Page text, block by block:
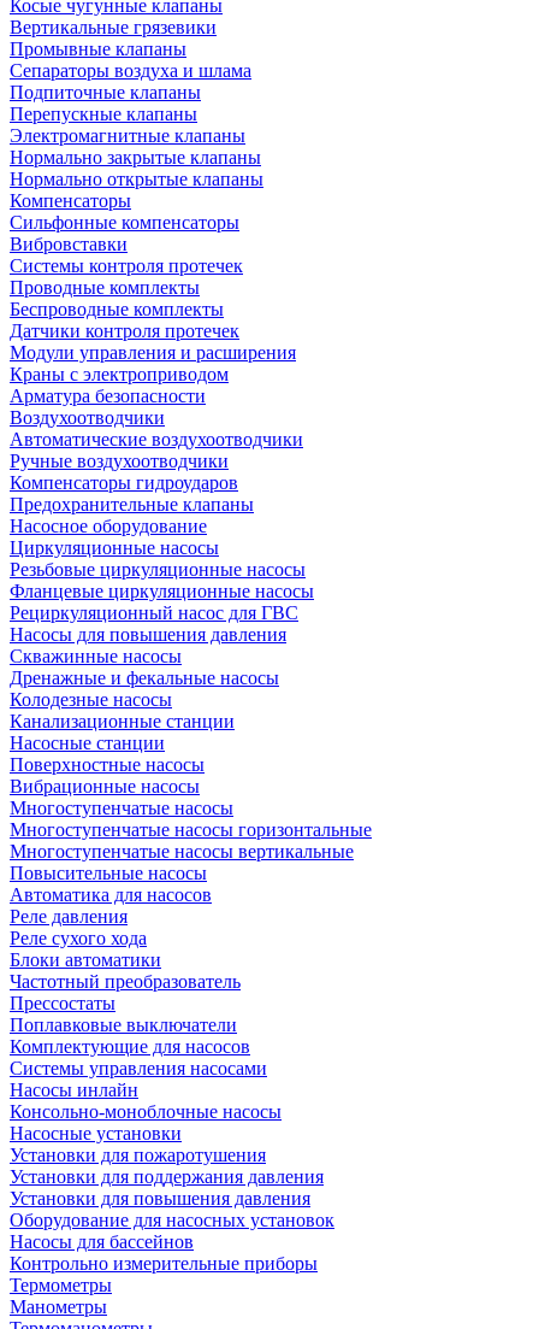
Косые чугунные клапаны
Вертикальные грязевики
Промывные клапаны
Сепараторы воздуха и шлама
Подпиточные клапаны
Перепускные клапаны
Электромагнитные клапаны
Нормально закрытые клапаны
Нормально открытые клапаны
Компенсаторы
Сильфонные компенсаторы
Вибровставки
Системы контроля протечек
Проводные комплекты
Беспроводные комплекты
Датчики контроля протечек
Модули управления и расширения
Краны с электроприводом
Арматура безопасности
Воздухоотводчики
Автоматические воздухоотводчики
Ручные воздухоотводчики
Компенсаторы гидроударов
Предохранительные клапаны
Насосное оборудование
Циркуляционные насосы
Резьбовые циркуляционные насосы
Фланцевые циркуляционные насосы
Рециркуляционный насос для ГВС
Насосы для повышения давления
Скважинные насосы
Дренажные и фекальные насосы
Колодезные насосы
Канализационные станции
Насосные станции
Поверхностные насосы
Вибрационные насосы
Многоступенчатые насосы
Многоступенчатые насосы горизонтальные
Многоступенчатые насосы вертикальные
Повысительные насосы
Автоматика для насосов
Реле давления
Реле сухого хода
Блоки автоматики
Частотный преобразователь
Прессостаты
Поплавковые выключатели
Комплектующие для насосов
Системы управления насосами
Насосы инлайн
Консольно-моноблочные насосы
Насосные установки
Установки для пожаротушения
Установки для поддержания давления
Установки для повышения давления
Оборудование для насосных установок
Насосы для бассейнов
Контрольно измерительные приборы
Термометры
Манометры